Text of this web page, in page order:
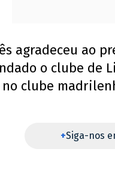
agradeceu ao
o clube de
clube
+Siga-nos